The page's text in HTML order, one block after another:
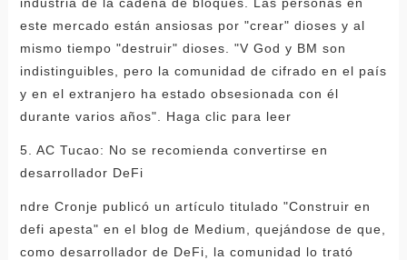
este mercado están ansiosas por "crear" dioses y al
mismo tiempo "destruir" dioses. "V God y BM son
indistinguibles, pero la comunidad de cifrado en el país
y en el extranjero ha estado obsesionada con él
durante varios años". Haga clic para leer
5. AC Tucao: No se recomienda convertirse en
desarrollador DeFi
ndre Cronje publicó un artículo titulado "Construir en
defi apesta" en el blog de Medium, quejándose de que,
como desarrollador de DeFi, la comunidad lo trató